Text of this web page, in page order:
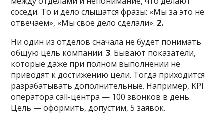
соседи. То и дело слышатся фразы: «Мы за это не
отвечаем», «Мы своё дело сделали». 2.
Ни один из отделов сначала не будет понимать
общую цель компании.3. Бывают показатели,
которые даже при полном выполнении не
приводят к достижению цели. Тогда приходится
разрабатывать дополнительные. Например, KPI
оператора call-центра — 100 звонков в день.
Цель — оформить, допустим, 5 заявок.